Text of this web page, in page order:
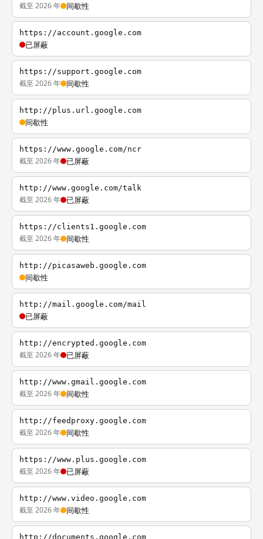
截至 2026 年 间歇性
https://account.google.com
已屏蔽
https://support.google.com
截至 2026 年 间歇性
http://plus.url.google.com
间歇性
https://www.google.com/ncr
截至 2026 年 已屏蔽
http://www.google.com/talk
截至 2026 年 已屏蔽
https://clients1.google.com
截至 2026 年 间歇性
http://picasaweb.google.com
间歇性
http://mail.google.com/mail
已屏蔽
http://encrypted.google.com
截至 2026 年 已屏蔽
http://www.gmail.google.com
截至 2026 年 间歇性
http://feedproxy.google.com
截至 2026 年 间歇性
https://www.plus.google.com
截至 2026 年 已屏蔽
http://www.video.google.com
截至 2026 年 间歇性
http://documents.google.com